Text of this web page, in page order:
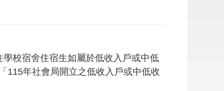
校宿舍住宿生如屬於低收入戶或中低
115年社會局開立之低收入戶或中低收